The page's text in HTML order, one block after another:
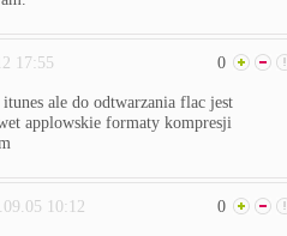
17:55 0
ale do odtwarzania flac jest
applowskie formaty kompresji
10:12 0